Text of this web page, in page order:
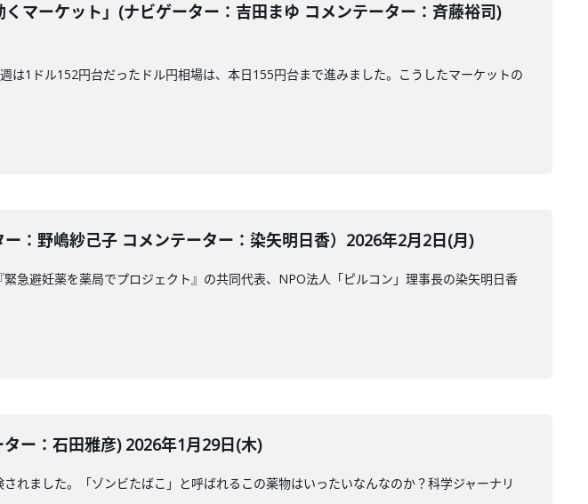
マーケット」(ナビゲーター：吉田まゆ コメンテーター：斉藤裕司)
は1ドル152円台だったドル円相場は、本日155円台まで進みました。こうしたマーケットの
：野嶋紗己子 コメンテーター：染矢明日香）2026年2月2日(月)
急避妊薬を薬局でプロジェクト』の共同代表、NPO法人「ピルコン」理事長の染矢明日香
ー：石田雅彦) 2026年1月29日(木)
れました。「ゾンビたばこ」と呼ばれるこの薬物はいったいなんなのか？科学ジャーナリ